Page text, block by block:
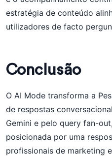
estratégia de conteúdo
utilizadores de facto
Conclusão
O AI Mode transforma a
de respostas
Gemini e pelo query fan-
posicionada por uma
profissionais de marketing